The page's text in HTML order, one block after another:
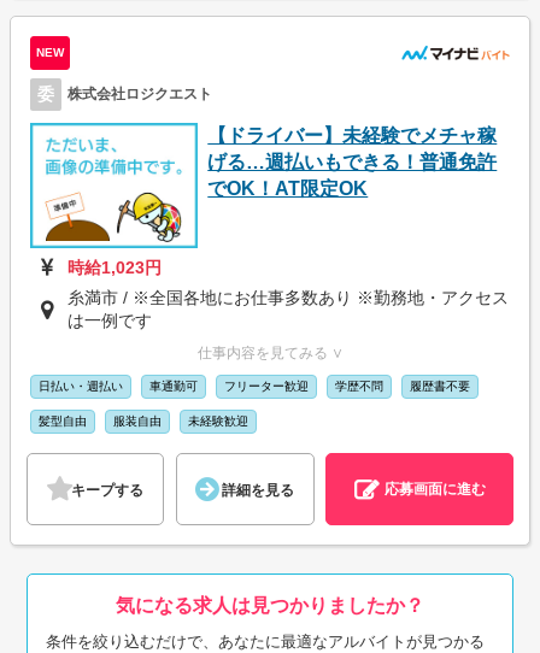
NEW
委 株式会社ロジクエスト
【ドライバー】未経験でメチャ稼
げる…週払いもできる！普通免許
でOK！AT限定OK
時給1,023円
糸満市 / ※全国各地にお仕事多数あり ※勤務地・アクセス
は一例です
仕事内容を見てみる ∨
日払い・週払い 車通勤可 フリーター歓迎 学歴不問 履歴書不要
髪型自由 服装自由 未経験歓迎
キープする 詳細を見る 応募画面に進む
気になる求人は見つかりましたか？
条件を絞り込むだけで、あなたに最適なアルバイトが見つかる